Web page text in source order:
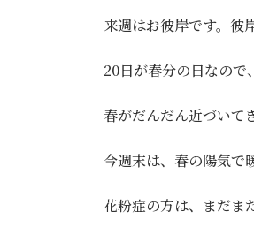
来週はお彼岸です。彼
20日が春分の日なので
春がだんだん近づいて
今週末は、春の陽気で
花粉症の方は、まだま